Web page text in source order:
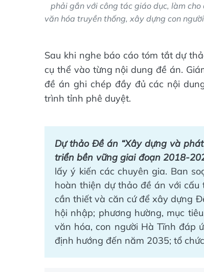
phải gắn với công tác giáo dục, làm
văn hóa truyền thống, xây dựng con
Sau khi nghe báo cáo tóm tắt dự
cụ thể vào từng nội dung đề án.
đề án ghi chép đầy đủ các nội
trình tỉnh phê duyệt.
Dự thảo Đề án “Xây dựng và
triển bền vững giai đoạn 2018-
lấy ý kiến các chuyên gia. Ban
hoàn thiện dự thảo đề án với
cần thiết và căn cứ để xây dựng
hội nhập; phương hường, mục
văn hóa, con người Hà Tĩnh đáp
định hướng đến năm 2035; tổ